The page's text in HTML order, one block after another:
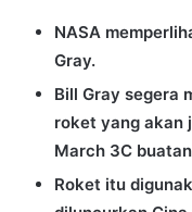
NASA
Gray.
Bill Gray segera
roket yang akan
March 3C
Roket itu